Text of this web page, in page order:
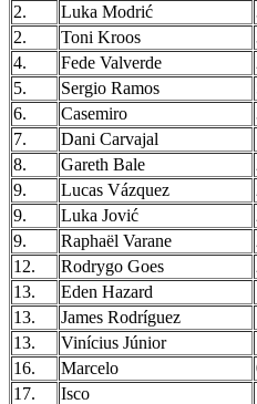
2.
Luka Modrić
2.
Toni Kroos
4.
Fede Valverde
5.
Sergio Ramos
6.
Casemiro
7.
Dani Carvajal
8.
Gareth Bale
9.
Lucas Vázquez
9.
Luka Jović
9.
Raphaël Varane
12.
Rodrygo Goes
13.
Eden Hazard
13.
James Rodríguez
13.
Vinícius Júnior
16.
Marcelo
17.
Isco